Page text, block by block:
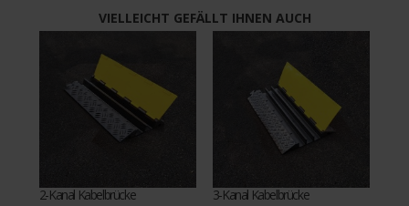
VIELLEICHT GEFÄLLT IHNEN AUCH
2-Kanal Kabelbrücke 3-Kanal Kabelbrücke